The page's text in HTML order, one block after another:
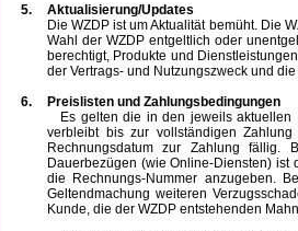
5.
Aktualisierung/Updates
Die WZDP ist um Aktualität bemüht. Die
Wahl der WZDP entgeltlich oder
berechtigt, Produkte und
der Vertrags- und Nutzungszweck und
6.
Preislisten und Zahlungsbedingungen
Es gelten die in den jeweils aktuellen
verbleibt bis zur vollständigen
Rechnungsdatum zur Zahlung fällig.
Dauerbezügen (wie Online-Diensten)
die Rechnungs-Nummer anzugeben.
Geltendmachung weiteren
Kunde, die der WZDP entstehenden